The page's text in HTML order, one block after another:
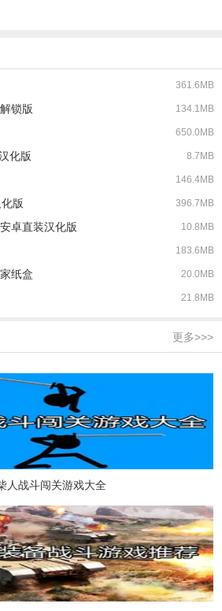
361.6MB
锁版 134.1MB
650.0MB
化版 8.7MB
146.4MB
版 396.7MB
卓直装汉化版 10.8MB
183.6MB
纸盒 20.0MB
21.8MB
更多>>>
人战斗闯关游戏大全